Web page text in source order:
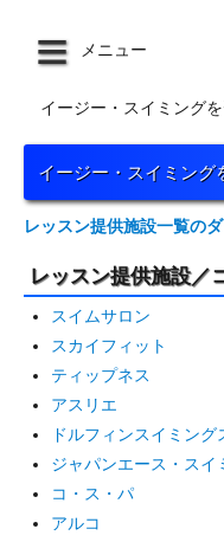
メニュー
イージー・スイミングを
イージー・スイミング
レッスン提供施設一覧の
レッスン提供施設／
スイムサロン
スカイフィット
ティップネス
アスリエ
ドルフィンスイミング
ジャパンエース・スイ
コ・ス・パ
アルコ